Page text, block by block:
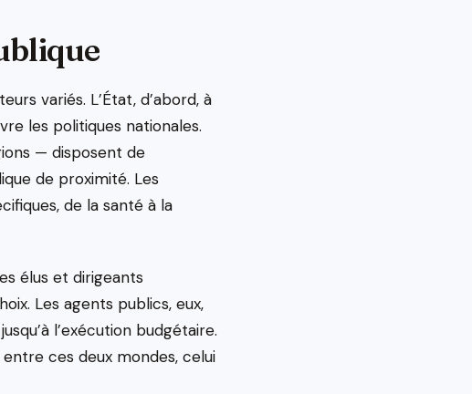
variés. L’État, d’abord, à
les politiques nationales.
— disposent de
de proximité. Les
de la santé à la
élus et dirigeants
Les agents publics, eux,
l’exécution budgétaire.
ces deux mondes, celui